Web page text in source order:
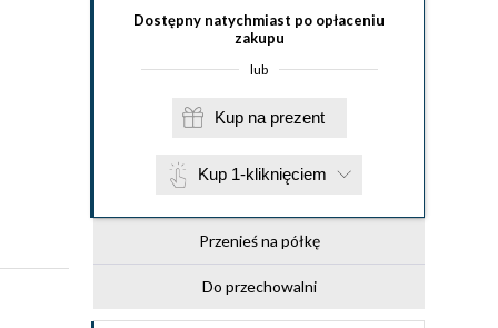
Dostępny natychmiast po opłaceniu
zakupu
lub
Kup na prezent
Kup 1-kliknięciem
Przenieś na półkę
Do przechowalni